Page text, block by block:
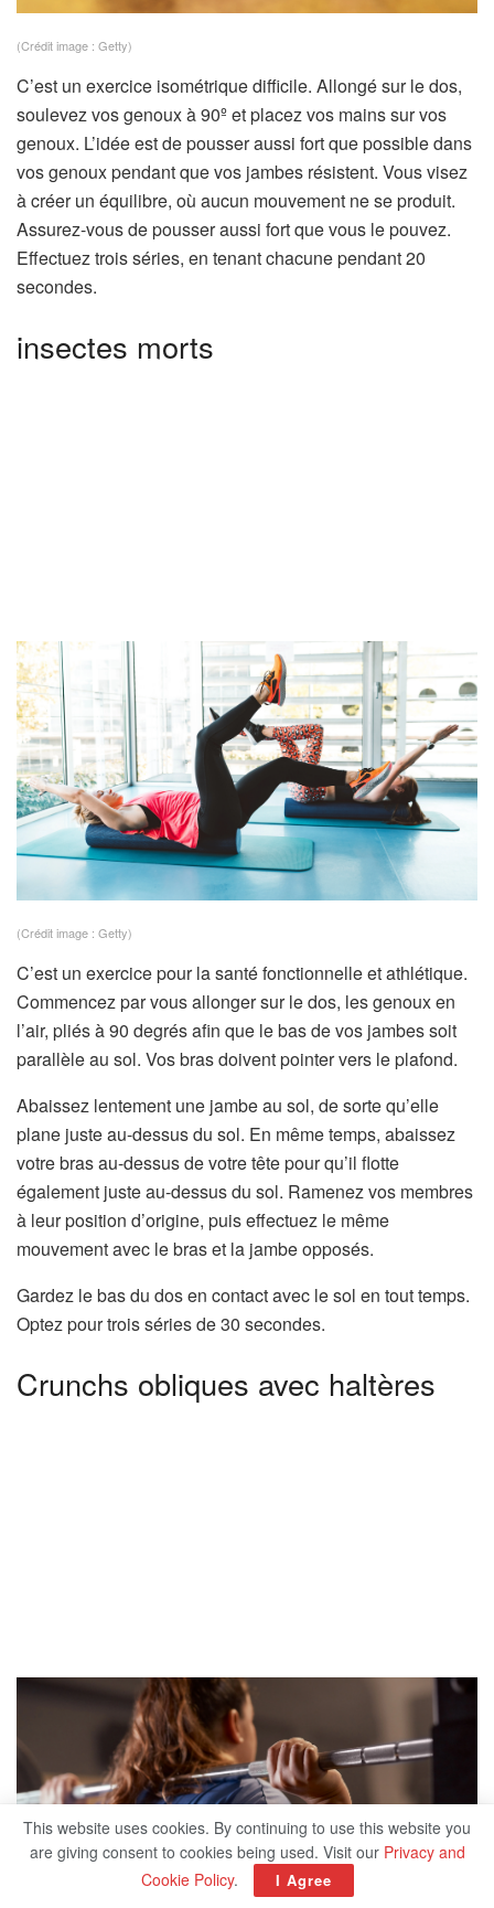
(Crédit image : Getty)
C’est un exercice isométrique difficile. Allongé sur le dos,
soulevez vos genoux à 90º et placez vos mains sur vos
genoux. L’idée est de pousser aussi fort que possible dans
vos genoux pendant que vos jambes résistent. Vous visez
à créer un équilibre, où aucun mouvement ne se produit.
Assurez-vous de pousser aussi fort que vous le pouvez.
Effectuez trois séries, en tenant chacune pendant 20
secondes.
insectes morts
(Crédit image : Getty)
C’est un exercice pour la santé fonctionnelle et athlétique.
Commencez par vous allonger sur le dos, les genoux en
l’air, pliés à 90 degrés afin que le bas de vos jambes soit
parallèle au sol. Vos bras doivent pointer vers le plafond.
Abaissez lentement une jambe au sol, de sorte qu’elle
plane juste au-dessus du sol. En même temps, abaissez
votre bras au-dessus de votre tête pour qu’il flotte
également juste au-dessus du sol. Ramenez vos membres
à leur position d’origine, puis effectuez le même
mouvement avec le bras et la jambe opposés.
Gardez le bas du dos en contact avec le sol en tout temps.
Optez pour trois séries de 30 secondes.
Crunchs obliques avec haltères
This website uses cookies. By continuing to use this website you
are giving consent to cookies being used. Visit our Privacy and
Cookie Policy. I Agree